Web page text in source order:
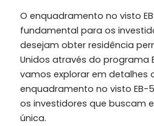
O enquadramento no visto
fundamental para os
desejam obter residência
Unidos através do programa
vamos explorar em detalhes
enquadramento no visto
os investidores que buscam
única.